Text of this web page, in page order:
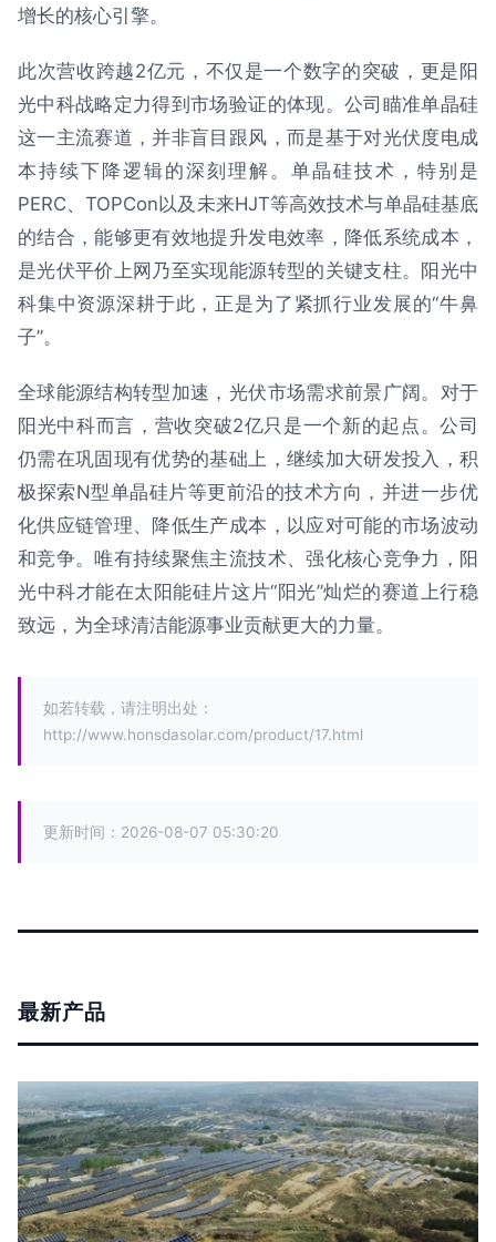
增长的核心引擎。
此次营收跨越2亿元，不仅是一个数字的突破，更是阳
光中科战略定力得到市场验证的体现。公司瞄准单晶硅
这一主流赛道，并非盲目跟风，而是基于对光伏度电成
本持续下降逻辑的深刻理解。单晶硅技术，特别是
PERC、TOPCon以及未来HJT等高效技术与单晶硅基底
的结合，能够更有效地提升发电效率，降低系统成本，
是光伏平价上网乃至实现能源转型的关键支柱。阳光中
科集中资源深耕于此，正是为了紧抓行业发展的“牛鼻
子”。
全球能源结构转型加速，光伏市场需求前景广阔。对于
阳光中科而言，营收突破2亿只是一个新的起点。公司
仍需在巩固现有优势的基础上，继续加大研发投入，积
极探索N型单晶硅片等更前沿的技术方向，并进一步优
化供应链管理、降低生产成本，以应对可能的市场波动
和竞争。唯有持续聚焦主流技术、强化核心竞争力，阳
光中科才能在太阳能硅片这片“阳光”灿烂的赛道上行稳
致远，为全球清洁能源事业贡献更大的力量。
如若转载，请注明出处：
http://www.honsdasolar.com/product/17.html
更新时间：2026-08-07 05:30:20
最新产品